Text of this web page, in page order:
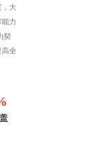
大
力
契
全